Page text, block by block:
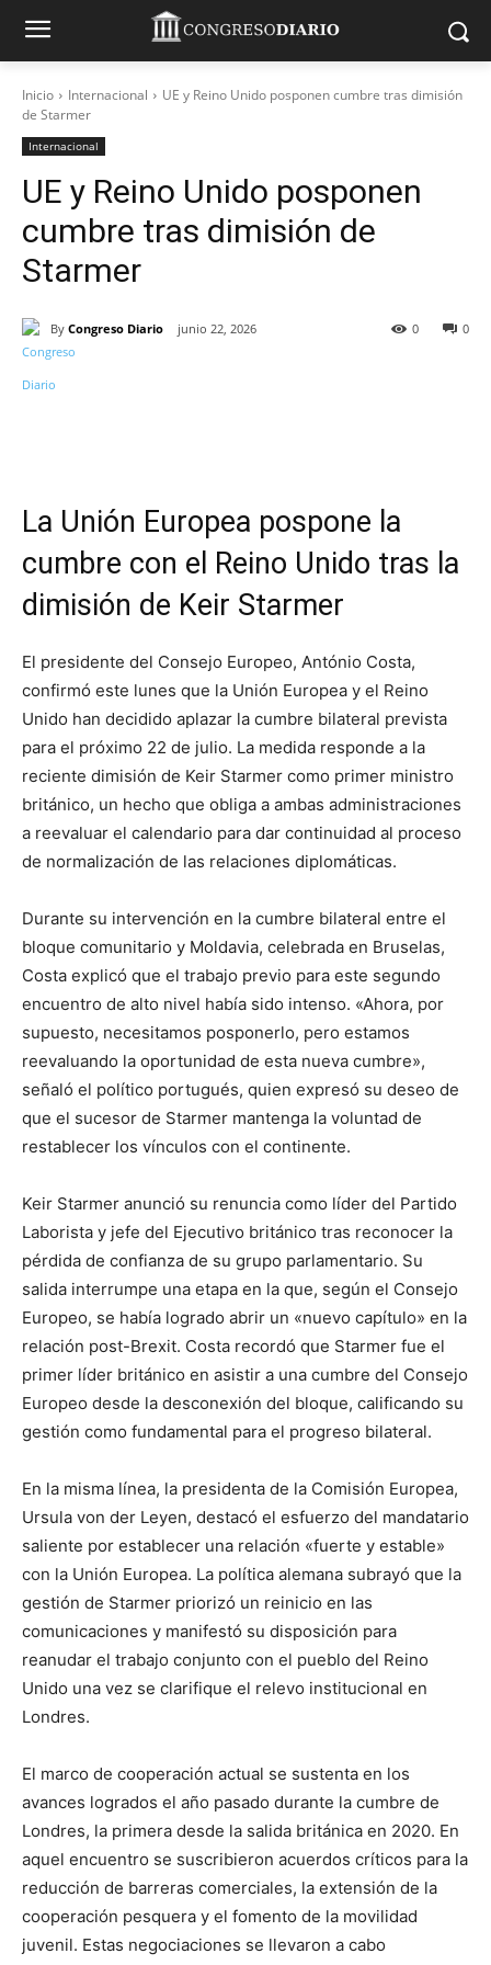
Inicio Internacional
UE y Reino Unido posponen cumbre tras dimisión
de Starmer
Internacional
UE y Reino Unido posponen
cumbre tras dimisión de
Starmer
By Congreso Diario junio 22, 2026 0
0
La Unión Europea pospone la
cumbre con el Reino Unido tras la
dimisión de Keir Starmer
El presidente del Consejo Europeo, António Costa,
confirmó este lunes que la Unión Europea y el Reino
Unido han decidido aplazar la cumbre bilateral prevista
para el próximo 22 de julio. La medida responde a la
reciente dimisión de Keir Starmer como primer ministro
británico, un hecho que obliga a ambas administraciones
a reevaluar el calendario para dar continuidad al proceso
de normalización de las relaciones diplomáticas.
Durante su intervención en la cumbre bilateral entre el
bloque comunitario y Moldavia, celebrada en Bruselas,
Costa explicó que el trabajo previo para este segundo
encuentro de alto nivel había sido intenso. «Ahora, por
supuesto, necesitamos posponerlo, pero estamos
reevaluando la oportunidad de esta nueva cumbre»,
señaló el político portugués, quien expresó su deseo de
que el sucesor de Starmer mantenga la voluntad de
restablecer los vínculos con el continente.
Keir Starmer anunció su renuncia como líder del Partido
Laborista y jefe del Ejecutivo británico tras reconocer la
pérdida de confianza de su grupo parlamentario. Su
salida interrumpe una etapa en la que, según el Consejo
Europeo, se había logrado abrir un «nuevo capítulo» en la
relación post-Brexit. Costa recordó que Starmer fue el
primer líder británico en asistir a una cumbre del Consejo
Europeo desde la desconexión del bloque, calificando su
gestión como fundamental para el progreso bilateral.
En la misma línea, la presidenta de la Comisión Europea,
Ursula von der Leyen, destacó el esfuerzo del mandatario
saliente por establecer una relación «fuerte y estable»
con la Unión Europea. La política alemana subrayó que la
gestión de Starmer priorizó un reinicio en las
comunicaciones y manifestó su disposición para
reanudar el trabajo conjunto con el pueblo del Reino
Unido una vez se clarifique el relevo institucional en
Londres.
El marco de cooperación actual se sustenta en los
avances logrados el año pasado durante la cumbre de
Londres, la primera desde la salida británica en 2020. En
aquel encuentro se suscribieron acuerdos críticos para la
reducción de barreras comerciales, la extensión de la
cooperación pesquera y el fomento de la movilidad
juvenil. Estas negociaciones se llevaron a cabo